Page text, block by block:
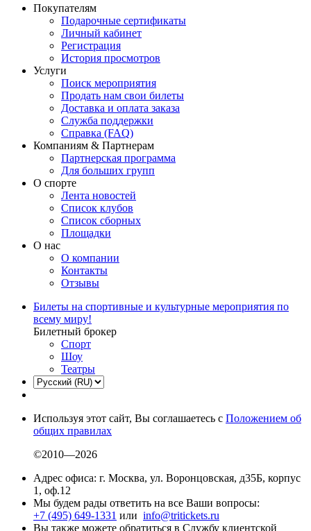
Покупателям
Подарочные сертификаты
Личный кабинет
Регистрация
История просмотров
Услуги
Поиск мероприятия
Продать нам свои билеты
Доставка и оплата заказа
Служба поддержки
Справка (FAQ)
Компаниям & Партнерам
Партнерская программа
Для больших групп
О спорте
Лента новостей
Список клубов
Список сборных
Площадки
О нас
О компании
Контакты
Отзывы
Билеты на спортивные и культурные мероприятия по
всему миру!
Билетный брокер
Спорт
Шоу
Театры
Используя этот сайт, Вы соглашаетесь с Положением об
общих правилах
©2010—2026
Адрес офиса: г. Москва, ул. Воронцовская, д35Б, корпус
1, оф.12
Мы будем рады ответить на все Ваши вопросы:
+7 (495) 649-1331 или info@tritickets.ru
Вы также можете обратиться в Службу клиентской